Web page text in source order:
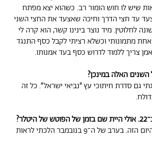
שיש לו חוש הומור רב. כשהוא יצא מפתח
עד חצי הדרך וחיכה שאצעד את החצי השני
לחלוטין. מיד נוצר בינינו קשר, הוא קרה לי
אחת מתמונותי וכשלא רציתי לקבל כסף התנגד
צריך ללמוד לדרוש כסף בעד אמנותו.
האלה במינכן?
גם סדרת חיתוכי עץ ״נביאי ישראל״. כל זה
הייתי ואני זוכר את היום הזה. בערב של ה־9 בנובמבר הלכתי לראות